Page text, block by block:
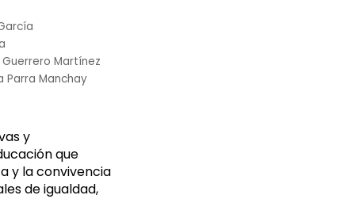
Martínez
Parra Manchay
y
que
y la convivencia
de igualdad,